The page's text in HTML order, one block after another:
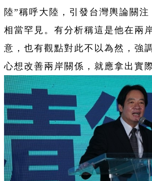
陸”稱呼大陸，引發台灣輿論關
相當罕見。有分析稱這是他在兩
意，也有觀點對此不以為然，強
心想改善兩岸關係，就應拿出實